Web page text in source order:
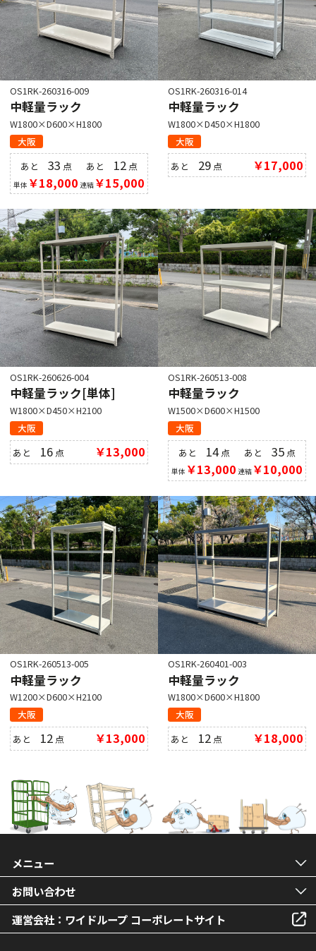
OS1RK-260316-009
中軽量ラック
W1800×D600×H1800
大阪
あと 33 点
単体 ￥18,000
あと 12 点
連結￥15,000
OS1RK-260316-014
中軽量ラック
W1800×D450×H1800
大阪
あと 29 点 ￥17,000
OS1RK-260626-004
中軽量ラック[単体]
W1800×D450×H2100
大阪
あと 16 点 ￥13,000
OS1RK-260513-008
中軽量ラック
W1500×D600×H1500
大阪
あと 14点
単体 ￥13,000
あと35 点
連結￥10,000
OS1RK-260513-005
中軽量ラック
W1200×D600×H2100
大阪
あと 12 点 ￥13,000
OS1RK-260401-003
中軽量ラック
W1800×D600×H1800
大阪
あと 12 点 ￥18,000
メニュー
お問い合わせ
運営会社：ワイドループ コーポレートサイト